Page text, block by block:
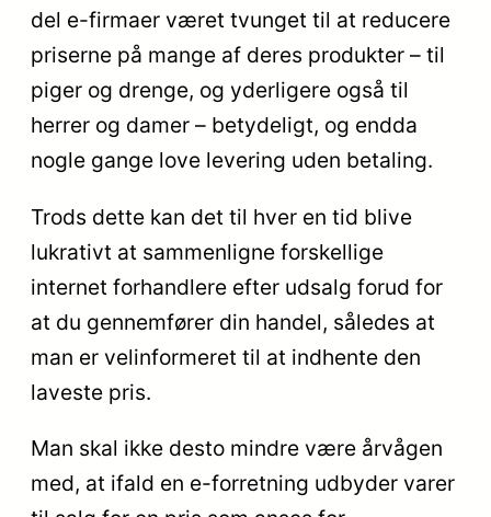
del e-firmaer været tvunget til at reducere
priserne på mange af deres produkter – til
piger og drenge, og yderligere også til
herrer og damer – betydeligt, og endda
nogle gange love levering uden betaling.
Trods dette kan det til hver en tid blive
lukrativt at sammenligne forskellige
internet forhandlere efter udsalg forud for
at du gennemfører din handel, således at
man er velinformeret til at indhente den
laveste pris.
Man skal ikke desto mindre være årvågen
med, at ifald en e-forretning udbyder varer